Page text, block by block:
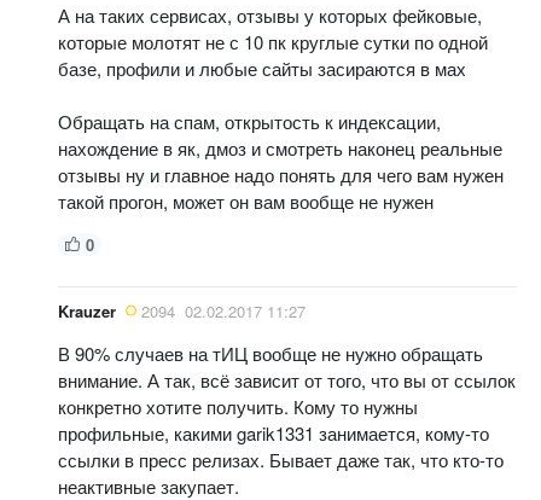
А на таких сервисах, отзывы у которых фейковые,
которые молотят не с 10 пк круглые сутки по одной
базе, профили и любые сайты засираются в мах
Обращать на спам, открытость к индексации,
нахождение в як, дмоз и смотреть наконец реальные
отзывы ну и главное надо понять для чего вам нужен
такой прогон, может он вам вообще не нужен
0
Krauzer 2094 02.02.2017 11:27
В 90% случаев на тИЦ вообще не нужно обращать
внимание. А так, всё зависит от того, что вы от ссылок
конкретно хотите получить. Кому то нужны
профильные, какими garik1331 занимается, кому-то
ссылки в пресс релизах. Бывает даже так, что кто-то
неактивные закупает.